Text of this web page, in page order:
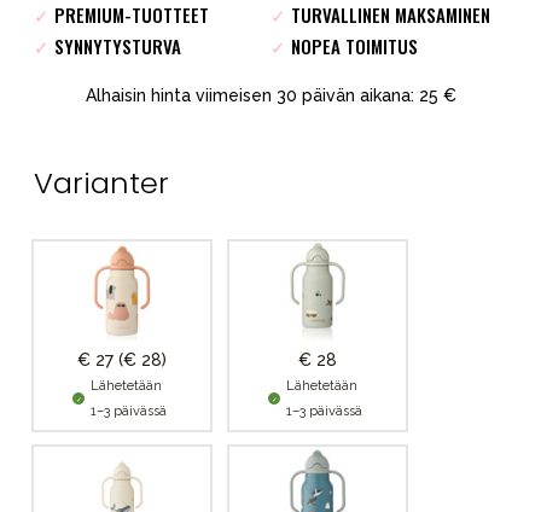
✓ PREMIUM-TUOTTEET ✓ TURVALLINEN MAKSAMINEN
✓ SYNNYTYSTURVA ✓ NOPEA TOIMITUS
Alhaisin hinta viimeisen 30 päivän aikana: 25 €
Varianter
€ 27 (€ 28)
Lähetetään
1–3 päivässä
€ 28
Lähetetään
1–3 päivässä